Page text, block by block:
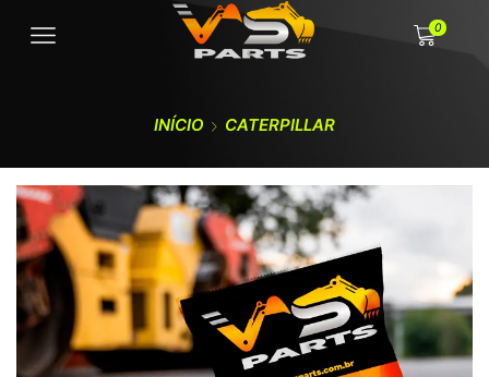
0
INÍCIO CATERPILLAR